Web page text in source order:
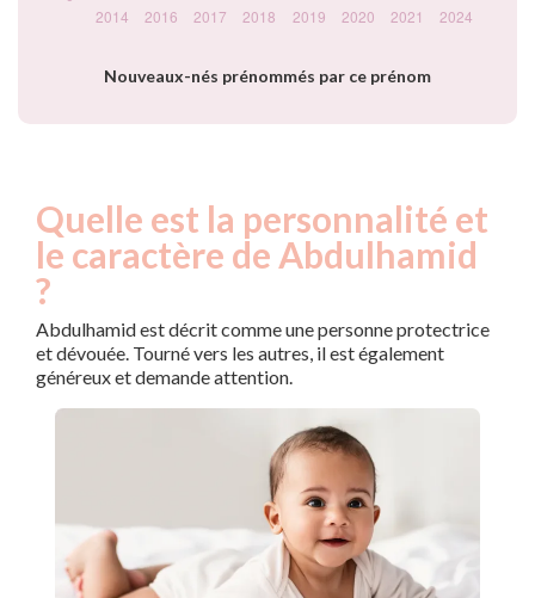
Nouveaux-nés prénommés par ce prénom
Quelle est la personnalité et
le caractère de Abdulhamid
?
Abdulhamid est décrit comme une personne protectrice
et dévouée. Tourné vers les autres, il est également
généreux et demande attention.